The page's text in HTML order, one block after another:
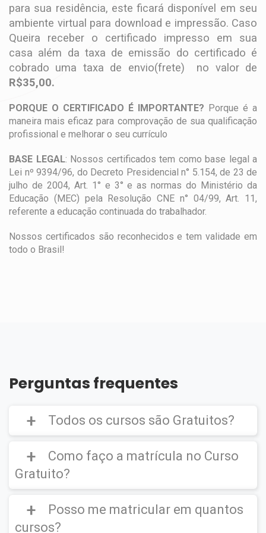
para sua residência, este ficará disponível em seu
ambiente virtual para download e impressão. Caso
Queira receber o certificado impresso em sua
casa além da taxa de emissão do certificado é
cobrado uma taxa de envio(frete) no valor de
R$35,00.
PORQUE O CERTIFICADO É IMPORTANTE? Porque é a
maneira mais eficaz para comprovação de sua qualificação
profissional e melhorar o seu currículo
BASE LEGAL: Nossos certificados tem como base legal a
Lei nº 9394/96, do Decreto Presidencial n° 5.154, de 23 de
julho de 2004, Art. 1° e 3° e as normas do Ministério da
Educação (MEC) pela Resolução CNE n° 04/99, Art. 11,
referente a educação continuada do trabalhador.
Nossos certificados são reconhecidos e tem validade em
todo o Brasil!
Perguntas frequentes
Todos os cursos são Gratuitos?
Curso Gratuito,porém caso deseje emitir o
Certificado Digital é cobrado uma taxa de
Como faço a matrícula no Curso
Gratuito?
CLIQUE AQUI para ver um vídeo de como
efetuar a matrícula em um
Posso me matricular em quantos
cursos?